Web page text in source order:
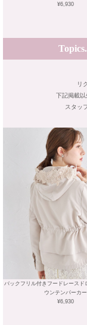
¥6,930
リ
下記掲載以
スタッ
バックフリル付きフードレースド
ウンテンパーカー
¥6,930